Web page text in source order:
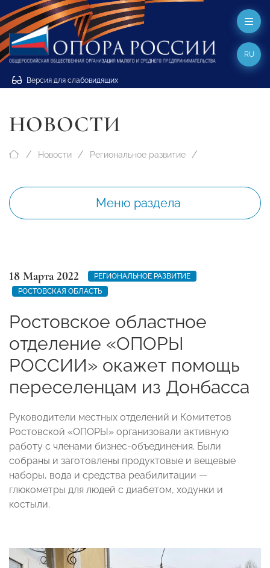
Версия для слабовидящих
RU
НОВОСТИ
Новости Региональное развитие
Меню раздела
18 Марта 2022
РЕГИОНАЛЬНОЕ РАЗВИТИЕ
РОСТОВСКАЯ ОБЛАСТЬ
Ростовское областное
отделение «ОПОРЫ
РОССИИ» окажет помощь
переселенцам из Донбасса
Руководители местных отделений и Комитетов
Ростовской «ОПОРЫ» организовали активную
работу с членами бизнес-объединения. Были
собраны и заготовлены продуктовые и вещевые
наборы, вода и средства реабилитации —
глюкометры для людей с диабетом, ходунки и
костыли.